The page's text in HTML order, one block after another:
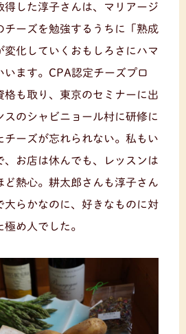
得した淳子さんは、マリアージ
チーズを勉強するうちに「熟成
変化していくおもしろさにハマ
います。CPA認定チーズプロ
格も取り、東京のセミナーに出
スのシャビニョール村に研修に
チーズが忘れられない。私もい
、お店は休んでも、レッスンは
ど熱心。耕太郎さんも淳子さん
大らかなのに、好きなものに対
め人でした。